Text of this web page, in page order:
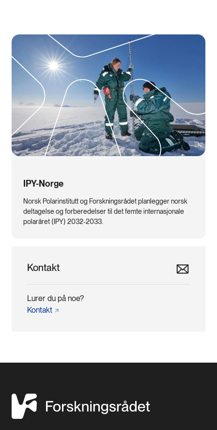
IPY-Norge
Norsk Polarinstitutt og Forskningsrådet planlegger norsk
deltagelse og forberedelser til det femte internasjonale
polaråret (IPY) 2032-2033.
Kontakt
Lurer du på noe?
Kontakt